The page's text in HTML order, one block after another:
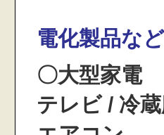
電化製品など
〇大型家電
テレビ / 冷